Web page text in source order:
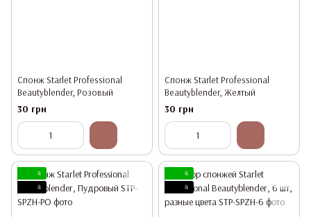
Спонж Starlet Professional
Beautyblender, Розовый
30 грн
Спонж Starlet Professional
Beautyblender, Желтый
30 грн
4
4
4
4